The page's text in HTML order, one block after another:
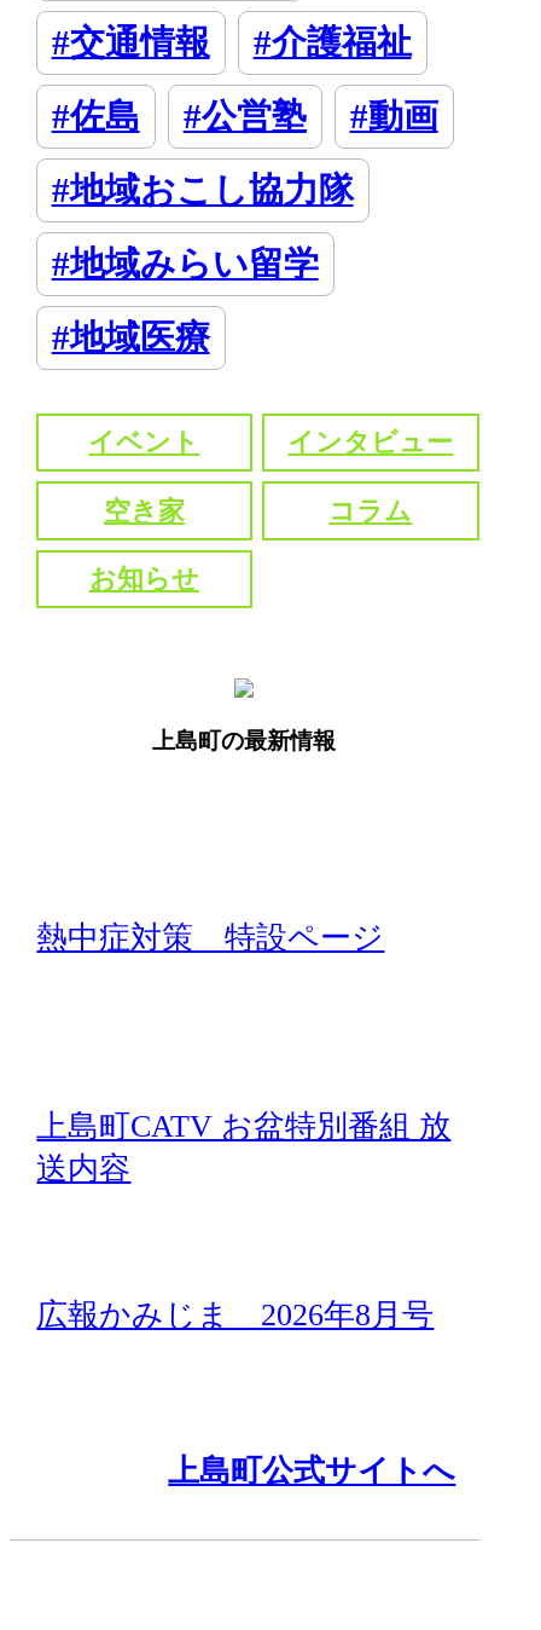
#交通情報
#介護福祉
#佐島
#公営塾
#動画
#地域おこし協力隊
#地域みらい留学
#地域医療
イベント インタビュー
空き家 コラム
お知らせ
上島町の最新情報
熱中症対策 特設ページ
上島町CATV お盆特別番組 放
送内容
広報かみじま 2026年8月号
上島町公式サイトへ